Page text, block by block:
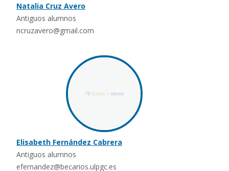
Natalia Cruz Avero
Antiguos alumnos
ncruzavero@gmail.com
Elisabeth Fernández Cabrera
Antiguos alumnos
efernandez@becarios.ulpgc.es